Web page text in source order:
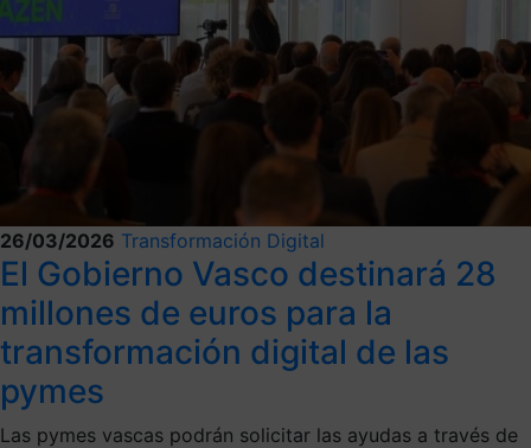
26/03/2026 Transformación Digital
El Gobierno Vasco destinará 28
millones de euros para la
transformación digital de las
pymes
Las pymes vascas podrán solicitar las ayudas a través de